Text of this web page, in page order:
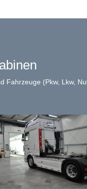
Fahrzeuge (Pkw, Lkw,